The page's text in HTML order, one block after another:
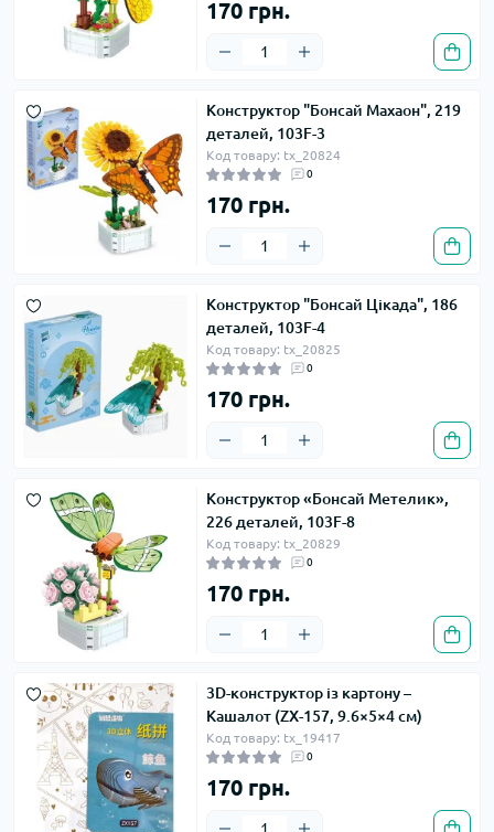
170 грн.
Конструктор "Бонсай Махаон", 219
деталей, 103F-3
Код товару: tx_20824
0
170 грн.
Конструктор "Бонсай Цікада", 186
деталей, 103F-4
Код товару: tx_20825
0
170 грн.
Конструктор «Бонсай Метелик»,
226 деталей, 103F-8
Код товару: tx_20829
0
170 грн.
3D-конструктор із картону –
Кашалот (ZX-157, 9.6×5×4 см)
Код товару: tx_19417
0
170 грн.